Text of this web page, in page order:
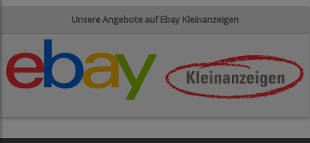
Unsere Angebote auf Ebay Kleinanzeigen